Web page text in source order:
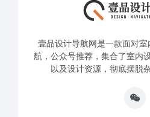
壹品设计导航网是一款面对
航，公众号推荐，集合了室内
以及设计资源，彻底摆脱